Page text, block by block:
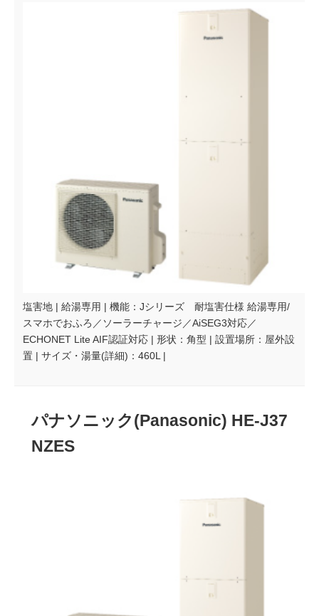
塩害地 | 給湯専用 | 機能：Jシリーズ 耐塩害仕様 給湯専用/
スマホでおふろ／ソーラーチャージ／AiSEG3対応／
ECHONET Lite AIF認証対応 | 形状：角型 | 設置場所：屋外設
置 | サイズ・湯量(詳細)：460L |
パナソニック(Panasonic) HE-J37
NZES